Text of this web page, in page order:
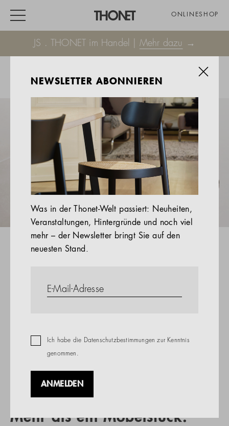
ONLINESHOP
JS . THONET im Handel | Mehr dazu →
WOHNEN
VERANSTALTUNG
GASTRO & HOTEL
ALLE PRODUKTE
Magazin
Service
Referenzen
Mehr als ein Möbelstück.
NEWSLETTER ABONNIEREN
Was in der Thonet-Welt passiert: Neuheiten,
Veranstaltungen, Hintergründe und noch viel
mehr – der Newsletter bringt Sie auf den
neuesten Stand.
Ich habe die Datenschutzbestimmungen zur Kenntnis
genommen.
ANMELDEN